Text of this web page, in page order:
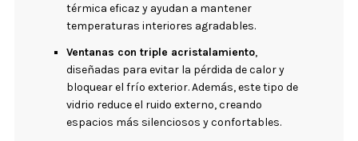
térmica eficaz y ayudan a mantener
temperaturas interiores agradables.
Ventanas con triple acristalamiento,
diseñadas para evitar la pérdida de calor y
bloquear el frío exterior. Además, este tipo de
vidrio reduce el ruido externo, creando
espacios más silenciosos y confortables.